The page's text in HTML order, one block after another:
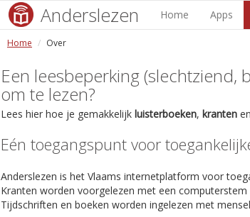
Anderslezen Home Apps
Home Over
Een leesbeperking (slechtziend,
om te lezen?
Lees hier hoe je gemakkelijk luisterboeken, kranten
Eén toegangspunt voor
Anderslezen is het Vlaams internetplatform voor
Kranten worden voorgelezen met een
Tijdschriften en boeken worden ingelezen met